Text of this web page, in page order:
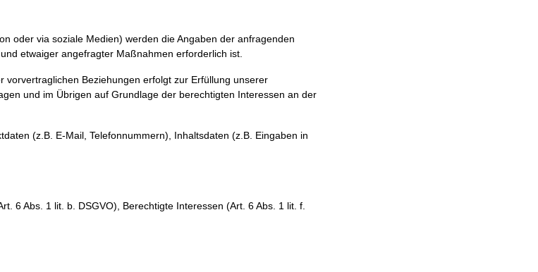
oder via soziale Medien) werden die Angaben der anfragenden
etwaiger angefragter Maßnahmen erforderlich ist.
Beziehungen erfolgt zur Erfüllung unserer
und im Übrigen auf Grundlage der berechtigten Interessen an der
(z.B. E-Mail, Telefonnummern), Inhaltsdaten (z.B. Eingaben in
6 Abs. 1 lit. b. DSGVO), Berechtigte Interessen (Art. 6 Abs. 1 lit. f.